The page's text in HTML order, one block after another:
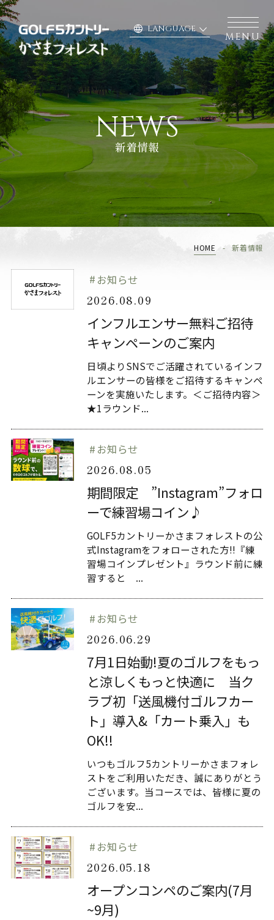
NEWS
新着情報
language LANGUAGE
MENU
HOME 新着情報
2026.08.09
お知らせ
インフルエンサー無料ご招待
キャンペーンのご案内
日頃よりSNSでご活躍されているインフ
ルエンサーの皆様をご招待するキャンペ
ーンを実施いたします。＜ご招待内容＞
★1ラウンド...
2026.08.05
お知らせ
期間限定 ”Instagram”フォロ
ーで練習場コイン♪
GOLF5カントリーかさまフォレストの公
式Instagramをフォローされた方!!『練
習場コインプレゼント』ラウンド前に練
習すると ...
2026.06.29
お知らせ
7月1日始動!夏のゴルフをもっ
と涼しくもっと快適に 当ク
ラブ初「送風機付ゴルフカー
ト」導入&「カート乗入」も
OK!!
いつもゴルフ5カントリーかさまフォレ
ストをご利用いただき、誠にありがとう
ございます。当コースでは、皆様に夏の
ゴルフを安...
2026.05.18
お知らせ
オープンコンペのご案内(7月
~9月)